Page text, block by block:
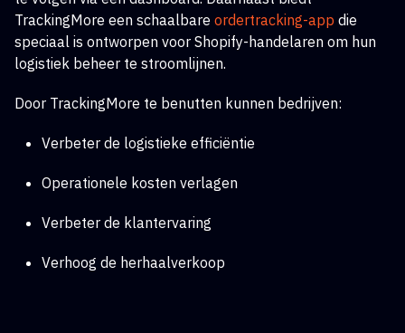
TrackingMore een schaalbare ordertracking-app die
speciaal is ontworpen voor Shopify-handelaren om hun
logistiek beheer te stroomlijnen.
Door TrackingMore te benutten kunnen bedrijven:
Verbeter de logistieke efficiëntie
Operationele kosten verlagen
Verbeter de klantervaring
Verhoog de herhaalverkoop